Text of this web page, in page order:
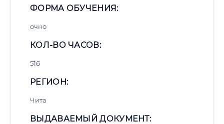
ФОРМА ОБУЧЕНИЯ:
очно
КОЛ-ВО ЧАСОВ:
516
РЕГИОН:
Чита
ВЫДАВАЕМЫЙ ДОКУМЕНТ: